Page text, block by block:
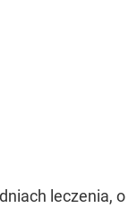
leczenia,